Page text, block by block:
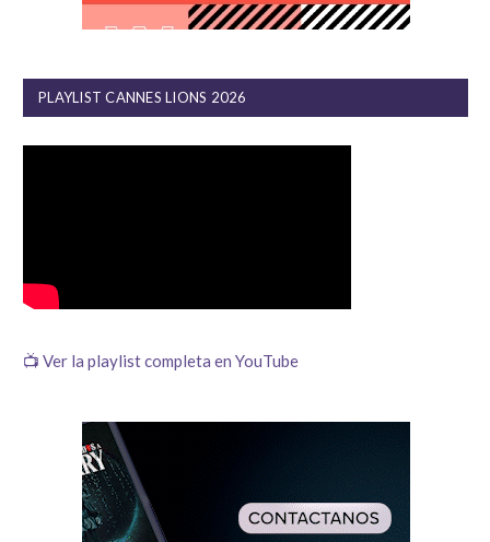
PLAYLIST CANNES LIONS 2026
📺 Ver la playlist completa en YouTube